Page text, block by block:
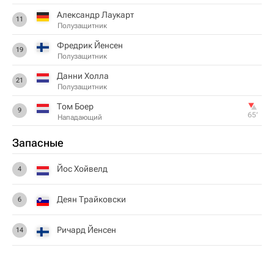
11 Александр Лаукарт
Полузащитник
19 Фредрик Йенсен
Полузащитник
21 Данни Холла
Полузащитник
9 Том Боер
Нападающий 65‎’‎
Запасные
4 Йос Хойвелд
6 Деян Трайковски
14 Ричард Йенсен